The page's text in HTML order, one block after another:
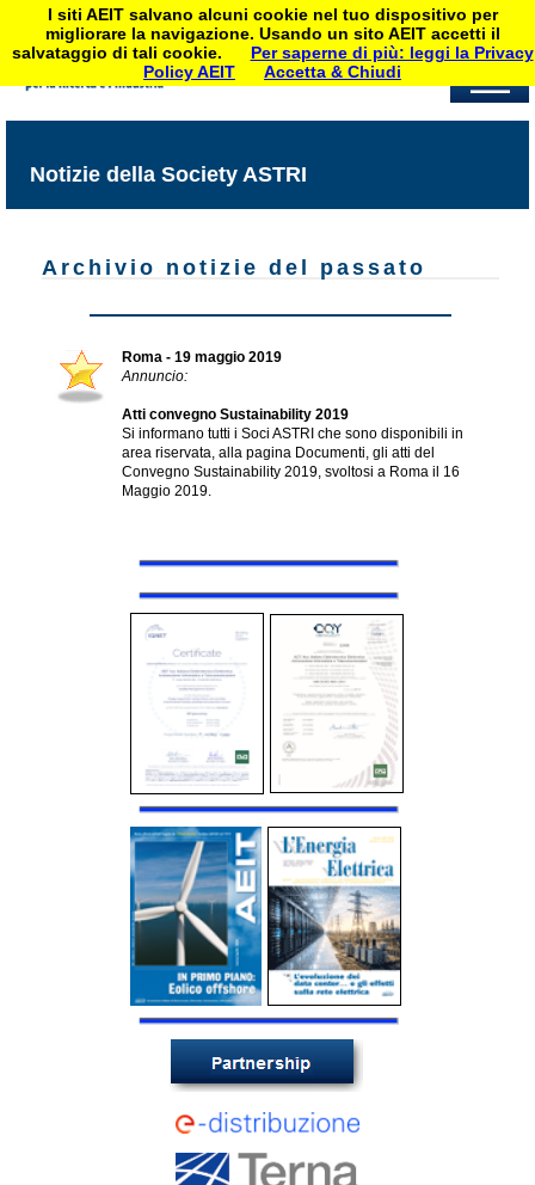
Notizie della Society ASTRI
Archivio notizie del passato
Roma - 19 maggio 2019
Annuncio:
Atti convegno Sustainability 2019
Si informano tutti i Soci ASTRI che sono disponibili in
area riservata, alla pagina Documenti, gli atti del
Convegno Sustainability 2019, svoltosi a Roma il 16
Maggio 2019.
I siti AEIT salvano alcuni cookie nel tuo dispositivo per
migliorare la navigazione. Usando un sito AEIT accetti il
salvataggio di tali cookie.
Per saperne di più: leggi la Privacy
Policy AEIT
Accetta & Chiudi